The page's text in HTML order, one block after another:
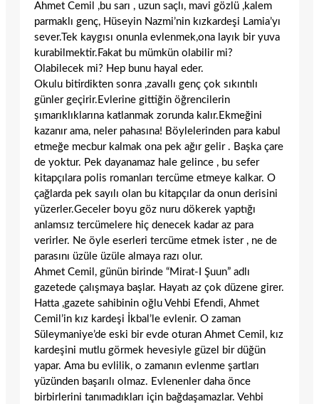
Ahmet Cemil ,bu sarı , uzun saçlı, mavi gözlü ,kalem
parmaklı genç, Hüseyin Nazmi’nin kızkardeşi Lamia’yı
sever.Tek kaygısı onunla evlenmek,ona layık bir yuva
kurabilmektir.Fakat bu mümkün olabilir mi?
Olabilecek mi? Hep bunu hayal eder.
Okulu bitirdikten sonra ,zavallı genç çok sıkıntılı
günler geçirir.Evlerine gittiğin öğrencilerin
şımarıklıklarına katlanmak zorunda kalır.Ekmeğini
kazanır ama, neler pahasına! Böylelerinden para kabul
etmeğe mecbur kalmak ona pek ağır gelir . Başka çare
de yoktur. Pek dayanamaz hale gelince , bu sefer
kitapçılara polis romanları tercüme etmeye kalkar. O
çağlarda pek sayılı olan bu kitapçılar da onun derisini
yüzerler.Geceler boyu göz nuru dökerek yaptığı
anlamsız tercümelere hiç denecek kadar az para
verirler. Ne öyle eserleri tercüme etmek ister , ne de
parasını üzüle üzüle almaya razı olur.
Ahmet Cemil, günün birinde “Mirat-I Şuun” adlı
gazetede çalışmaya başlar. Hayatı az çok düzene girer.
Hatta ,gazete sahibinin oğlu Vehbi Efendi, Ahmet
Cemil’in kız kardeşi İkbal’le evlenir. O zaman
Süleymaniye’de eski bir evde oturan Ahmet Cemil, kız
kardeşini mutlu görmek hevesiyle güzel bir düğün
yapar. Ama bu evlilik, o zamanın evlenme şartları
yüzünden başarılı olmaz. Evlenenler daha önce
birbirlerini tanımadıkları için bağdaşamazlar. Vehbi